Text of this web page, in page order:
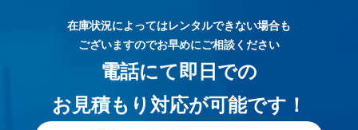
在庫状況によってはレンタルできない場合も
ございますのでお早めにご相談ください
電話にて即日での
お見積もり対応が可能です！